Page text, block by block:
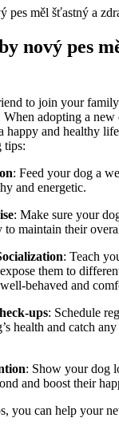
nový pes
to join your
adopting a new
happy and healthy
tips:
: Feed your dog a
and energetic.
: Make sure your
to maintain their
: Teach
them to
behaved and
ups: Schedule
health and catch
: Show your dog
and boost their
you can help your